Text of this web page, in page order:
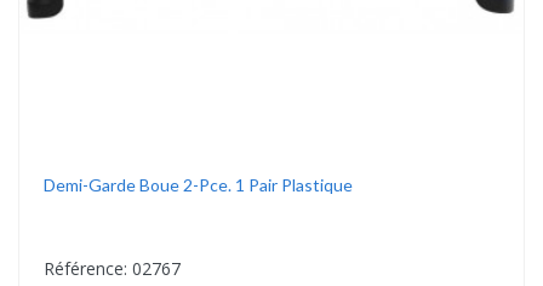
Demi-Garde Boue 2-Pce. 1 Pair Plastique
Référence: 02767